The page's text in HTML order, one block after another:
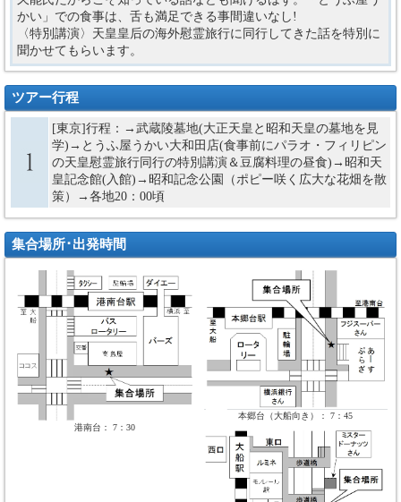
かい」での食事は、舌も満足できる事間違いなし!
〈特別講演〉天皇皇后の海外慰霊旅行に同行してきた話を特別に
聞かせてもらいます。
ツアー行程
[東京]行程：→武蔵陵墓地(大正天皇と昭和天皇の墓地を見
学)→とうふ屋うかい大和田店(食事前にパラオ・フィリピン
の天皇慰霊旅行同行の特別講演＆豆腐料理の昼食)→昭和天
皇記念館(入館)→昭和記念公園（ポピー咲く広大な花畑を散
策）→各地20：00頃
集合場所･出発時間
港南台： 7：30
本郷台（大船向き）： 7：45